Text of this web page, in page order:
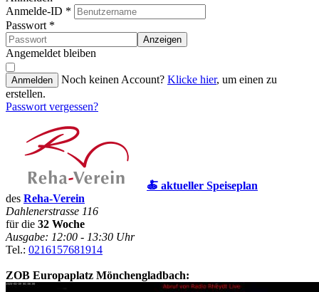
Anmelde-ID *
Passwort *
Anzeigen
Angemeldet bleiben
Anmelden Noch keinen Account? Klicke hier, um einen zu
erstellen.
Passwort vergessen?
🍝 aktueller Speiseplan
des Reha-Verein
Dahlenerstrasse 116
für die 32 Woche
Ausgabe: 12:00 - 13:30 Uhr
Tel.: 0216157681914
ZOB Europaplatz Mönchengladbach: